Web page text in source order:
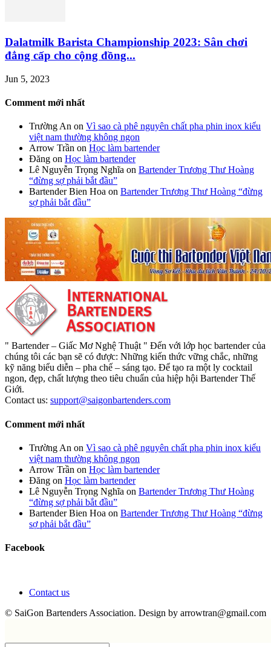
Dalatmilk Barista Championship 2023: Sân chơi
đẳng cấp cho cộng đồng...
Jun 5, 2023
Comment mới nhất
Trường An on Vì sao cà phê nguyên chất pha phin inox kiểu
việt nam thường không ngon
Arrow Trần on Học làm bartender
Đăng on Học làm bartender
Lê Nguyễn Trọng Nghĩa on Bartender Trương Thư Hoàng
“đừng sợ phải bắt đầu”
Bartender Bien Hoa on Bartender Trương Thư Hoàng “đừng
sợ phải bắt đầu”
" Bartender – Giấc Mơ Nghệ Thuật " Đến với lớp học bartender của
chúng tôi các bạn sẽ có được: Những kiến thức vững chắc, những
kỹ năng biểu diễn – pha chế – sáng tạo. Để tạo ra một ly cocktail
ngon, đẹp, chất lượng theo tiêu chuẩn của hiệp hội Bartender Thế
Giới.
Contact us: support@saigonbartenders.com
Comment mới nhất
Trường An on Vì sao cà phê nguyên chất pha phin inox kiểu
việt nam thường không ngon
Arrow Trần on Học làm bartender
Đăng on Học làm bartender
Lê Nguyễn Trọng Nghĩa on Bartender Trương Thư Hoàng
“đừng sợ phải bắt đầu”
Bartender Bien Hoa on Bartender Trương Thư Hoàng “đừng
sợ phải bắt đầu”
Facebook
Contact us
© SaiGon Bartenders Association. Design by arrowtran@gmail.com